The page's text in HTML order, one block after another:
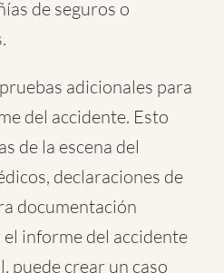
de seguros o
adicionales para
del accidente. Esto
de la escena del
declaraciones de
documentación
informe del accidente
puede crear un caso